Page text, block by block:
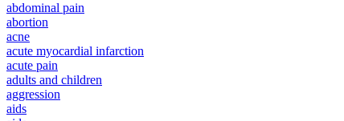
abdominal pain
abortion
acne
acute myocardial infarction
acute pain
adults and children
aggression
aids